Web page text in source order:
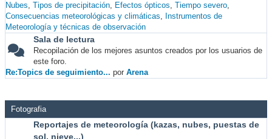
Nubes Tipos de precipitación Efectos ópticos Tiempo severo
Consecuencias meteorológicas y climáticas
Instrumentos de
Meteorología y técnicas de observación
Sala de lectura
Recopilación de los mejores asuntos creados por los usuarios de
este foro.
Re:Topics de seguimiento... por Arena
Fotografia
Reportajes de meteorología (kazas, nubes, puestas de
sol, nieve...)